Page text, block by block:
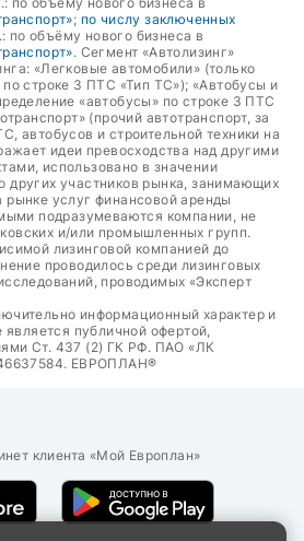
; по числу заключенных
по объёму нового бизнеса в
. Сегмент «Автолизинг»
«Легковые автомобили» (только
по строке 3 ПТС «Тип ТС»); «Автобусы и
«автобусы» по строке 3 ПТС
(прочий автотранспорт, за
автобусов и строительной техники на
идеи превосходства над другими
использовано в значении
других участников рынка, занимающих
услуг финансовой аренды
подразумеваются компании, не
и/или промышленных групп.
лизинговой компанией до
проводилось среди лизинговых
проводимых «Эксперт
информационный характер и
является публичной офертой,
Ст. 437 (2) ГК РФ. ПАО «ЛК
ЕВРОПЛАН®
клиента «Мой Европлан»